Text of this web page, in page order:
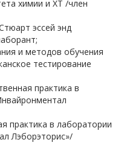
химии и ХТ /член
эссей энд
и методов обучения
тестирование
практика в
практика в лаборатории
Лэборэторис»/